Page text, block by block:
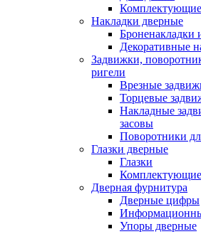
Комплектующие
Накладки дверные
Броненакладки
Декоративные
Задвижки,
ригели
Врезные
Торцевые
Накладные
засовы
Поворотники
Глазки дверные
Глазки
Комплектующие
Дверная фурнитура
Дверные цифры
Упоры дверные